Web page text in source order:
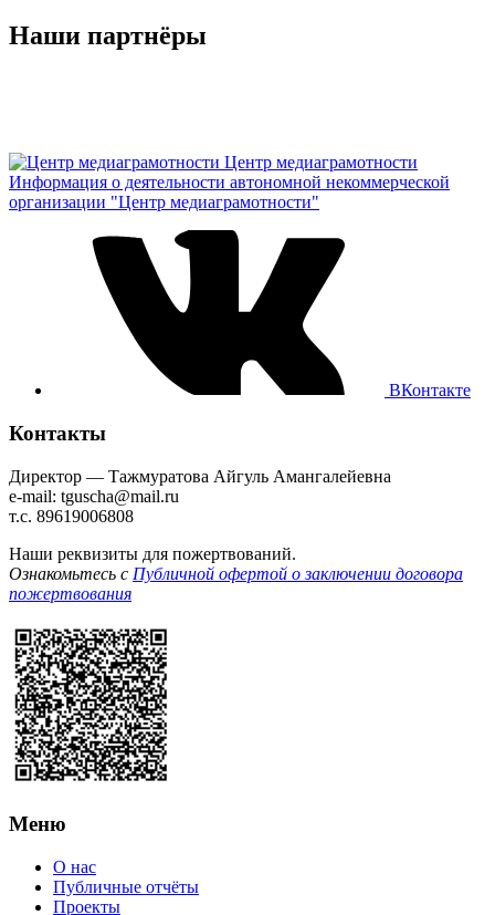
Наши партнёры
Центр медиаграмотности
Информация о деятельности автономной некоммерческой
организации "Центр медиаграмотности"
ВКонтакте
Контакты
Директор — Тажмуратова Айгуль Амангалейевна
e-mail: tguscha@mail.ru
т.с. 89619006808
Наши реквизиты для пожертвований.
Ознакомьтесь с Публичной офертой о заключении договора
пожертвования
Меню
О нас
Публичные отчёты
Проекты